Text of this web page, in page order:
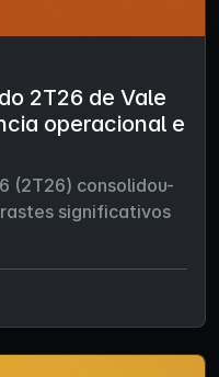
2T26 de Vale
operacional e
(2T26) consolidou-
significativos